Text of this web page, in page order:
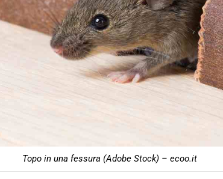
Topo in una fessura (Adobe Stock) – ecoo.it